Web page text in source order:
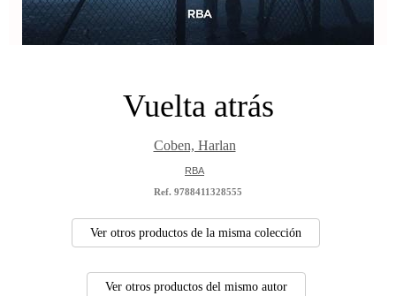
Vuelta atrás
Coben, Harlan
RBA
Ref. 9788411328555
Ver otros productos de la misma colección
Ver otros productos del mismo autor